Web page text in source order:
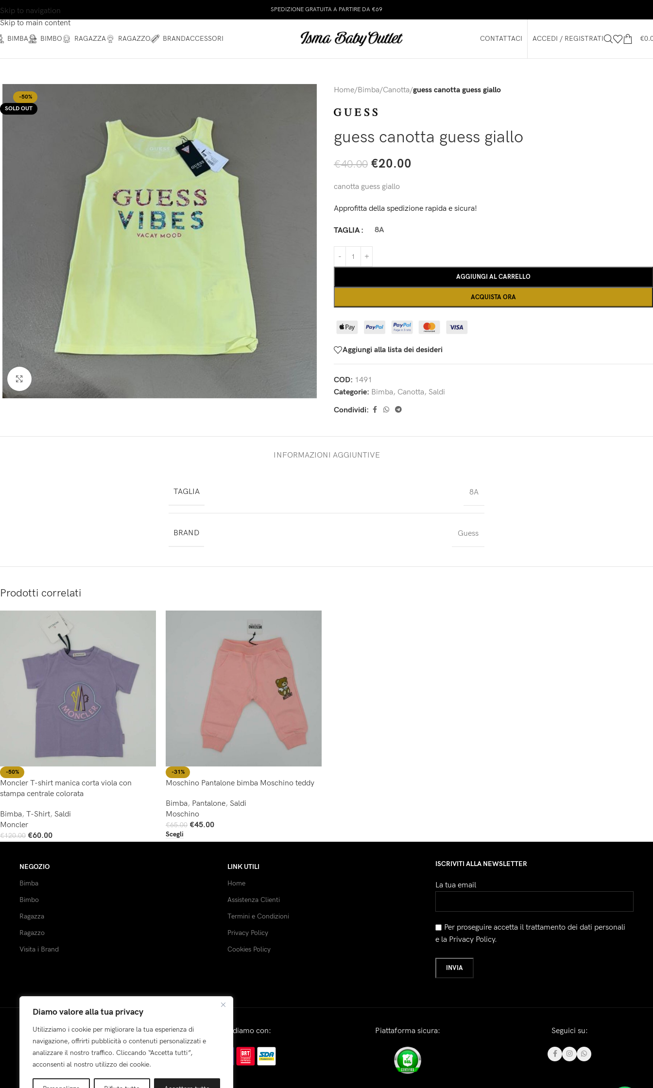
Diamo valore alla tua privacy
Utilizziamo i cookie per migliorare la tua esperienza di
navigazione, offrirti pubblicità o contenuti personalizzati e
analizzare il nostro traffico. Cliccando “Accetta tutti”,
acconsenti al nostro utilizzo dei cookie.
Skip to navigation
Skip to main content
SPEDIZIONE GRATUITA A PARTIRE DA €69
BIMBA BIMBO RAGAZZA RAGAZZO BRANDACCESSORI CONTATTACI ACCEDI / REGISTRATI €
-50%
SOLD OUT
Click to enlarge
Home/Bimba/Canotta/guess canotta guess giallo
guess canotta guess giallo
€40.00 €20.00
canotta guess giallo
Approfitta della spedizione rapida e sicura!
TAGLIA 8A
AGGIUNGI AL CARRELLO
ACQUISTA ORA
Aggiungi alla lista dei desideri
COD: 1491
Categorie: Bimba, Canotta, Saldi
Condividi:
INFORMAZIONI AGGIUNTIVE
TAGLIA 8A
BRAND Guess
Prodotti correlati
-50%
Moncler T-shirt manica corta viola con
stampa centrale colorata
Bimba, T-Shirt, Saldi
Moncler
€120.00 €60.00
-31%
Moschino Pantalone bimba Moschino teddy
Bimba, Pantalone, Saldi
Moschino
€65.00 €45.00
Scegli
NEGOZIO
Bimba
Bimbo
Ragazza
Ragazzo
Visita i Brand
LINK UTILI
Home
Assistenza Clienti
Termini e Condizioni
Privacy Policy
Cookies Policy
ISCRIVITI ALLA NEWSLETTER
La tua email
Per proseguire accetta il trattamento dei dati personali
e la Privacy Policy.
Pagamenti: Spediamo con: Piattaforma sicura: Seguici su: